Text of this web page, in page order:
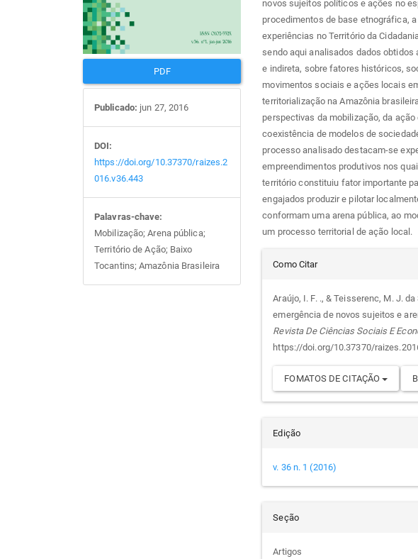
PDF
Publicado: jun 27, 2016
DOI:
https://doi.org/10.37370/raizes.2
016.v36.443
Palavras-chave:
Mobilização; Arena pública;
Território de Ação; Baixo
Tocantins; Amazônia Brasileira
novos sujeitos políticos e ações no
procedimentos de base etnográfica,
experiências no Território da
sendo aqui analisados dados obtidos
e indireta, sobre fatores históricos,
movimentos sociais e ações locais
territorialização na Amazônia
perspectivas da mobilização, da
coexistência de modelos de
processo analisado destacam-se
empreendimentos produtivos nos
território constituiu fator importante
engajados produzir e pilotar
conformam uma arena pública, ao
um processo territorial de ação local.
Detalhes
do
artigo
Como Citar
Araújo, I. F. ., & Teisserenc, M. J.
emergência de novos sujeitos e
Revista De Ciências Sociais E
https://doi.org/10.37370/
FOMATOS DE CITAÇÃO
Edição
v. 36 n. 1 (2016)
Seção
Artigos